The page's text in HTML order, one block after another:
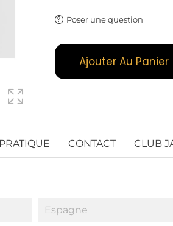
Poser une question
Ajouter Au Panier
CONTACT CLUB
Espagne